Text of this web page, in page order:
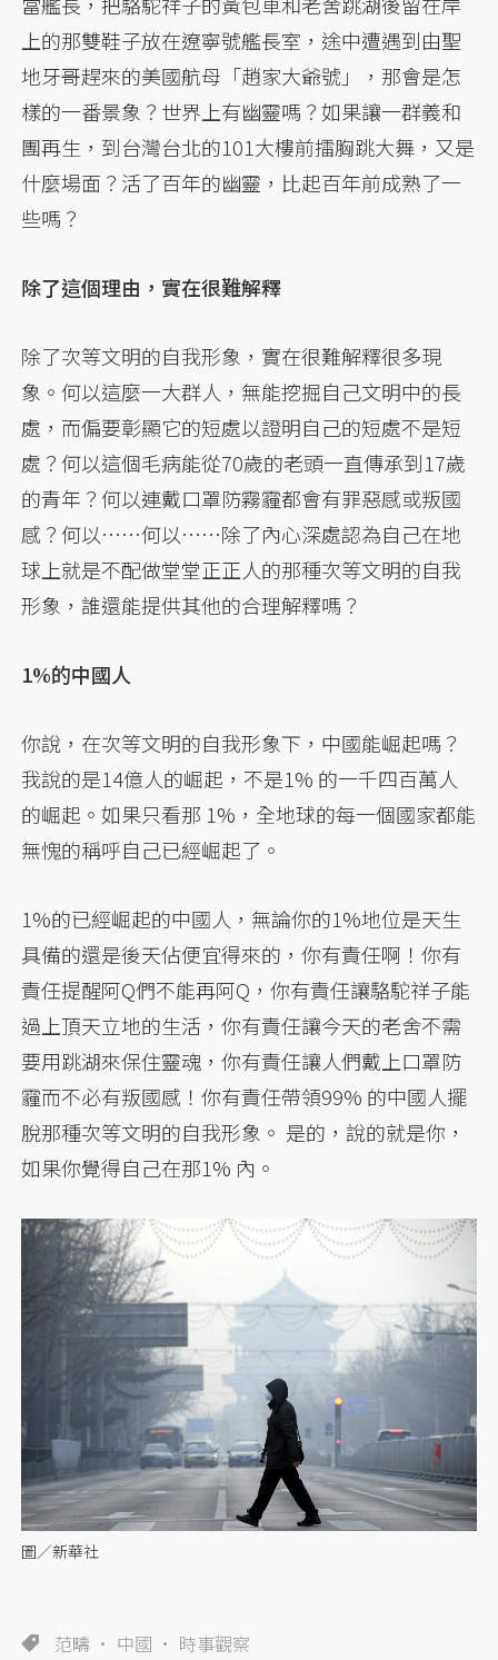
上的那雙鞋子放在遼寧號艦長室，途中遭遇到由聖
地牙哥趕來的美國航母「趙家大爺號」，那會是怎
樣的一番景象？世界上有幽靈嗎？如果讓一群義和
團再生，到台灣台北的101大樓前擂胸跳大舞，又是
什麼場面？活了百年的幽靈，比起百年前成熟了一
些嗎？
除了這個理由，實在很難解釋
除了次等文明的自我形象，實在很難解釋很多現
象。何以這麼一大群人，無能挖掘自己文明中的長
處，而偏要彰顯它的短處以證明自己的短處不是短
處？何以這個毛病能從70歲的老頭一直傳承到17歲
的青年？何以連戴口罩防霧霾都會有罪惡感或叛國
感？何以……何以……除了內心深處認為自己在地
球上就是不配做堂堂正正人的那種次等文明的自我
形象，誰還能提供其他的合理解釋嗎？
1%的中國人
你說，在次等文明的自我形象下，中國能崛起嗎？
我說的是14億人的崛起，不是1% 的一千四百萬人
的崛起。如果只看那 1%，全地球的每一個國家都能
無愧的稱呼自己已經崛起了。
1%的已經崛起的中國人，無論你的1%地位是天生
具備的還是後天佔便宜得來的，你有責任啊！你有
責任提醒阿Q們不能再阿Q，你有責任讓駱駝祥子能
過上頂天立地的生活，你有責任讓今天的老舍不需
要用跳湖來保住靈魂，你有責任讓人們戴上口罩防
霾而不必有叛國感！你有責任帶領99% 的中國人擺
脫那種次等文明的自我形象。 是的，說的就是你，
如果你覺得自己在那1% 內。
圖／新華社
范疇 中國 時事觀察